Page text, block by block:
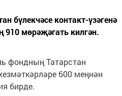
бүлекчәсе контакт-үзәгенә
мөрәҗәгать килгән.
фондның Татарстан
600 меңнән
бирде.